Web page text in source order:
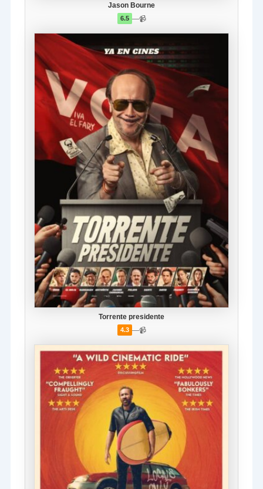
Jason Bourne
6.5 —📹
Torrente presidente
4.3 —📹